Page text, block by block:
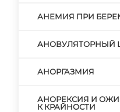
АНЕМИЯ ПРИ
АНОВУЛЯТОРНЫЙ
АНОРГАЗМИЯ
АНОРЕКСИЯ И
К КРАЙНОСТИ